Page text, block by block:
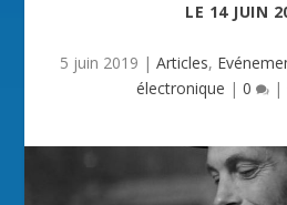
LE 14 JUIN
5 juin 2019 | Articles,
électronique | 0 |